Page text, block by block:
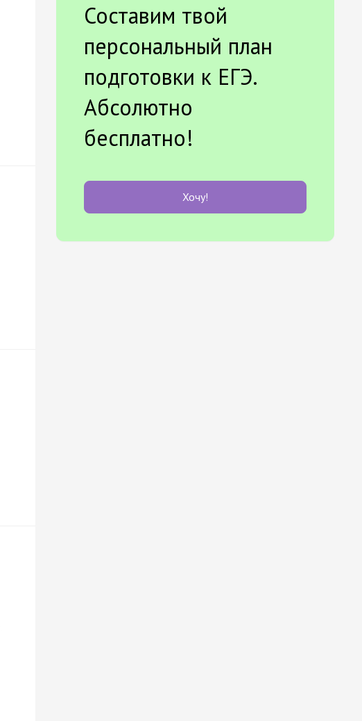
Составим твой
персональный план
подготовки к ЕГЭ.
Абсолютно
бесплатно!
Хочу!